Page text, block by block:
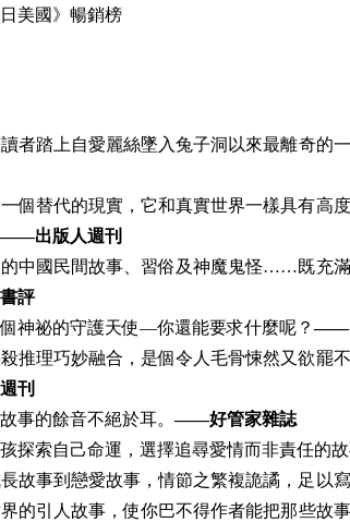
美國》暢銷榜
者踏上自愛麗絲墜入兔子洞以來最離奇的
個替代的現實，它和真實世界一樣具有高
——出版人週刊
中國民間故事、習俗及神魔鬼怪……既充
評
神祕的守護天使—你還能要求什麼呢？——
推理巧妙融合，是個令人毛骨悚然又欲罷
刊
事的餘音不絕於耳。——好管家雜誌
探索自己命運，選擇追尋愛情而非責任的
事到戀愛故事，情節之繁複詭譎，足以
的引人故事，使你巴不得作者能把那些故